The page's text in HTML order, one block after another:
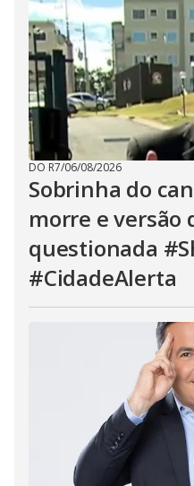
DO R7/06/08/2026
Sobrinha do
morre e versão
questionada
#CidadeAlerta